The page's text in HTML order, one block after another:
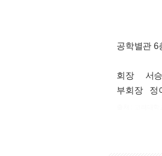
공학별관 6
회장 서승
부회장 정